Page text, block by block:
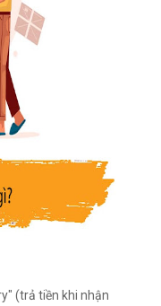
(trả tiền khi nhận